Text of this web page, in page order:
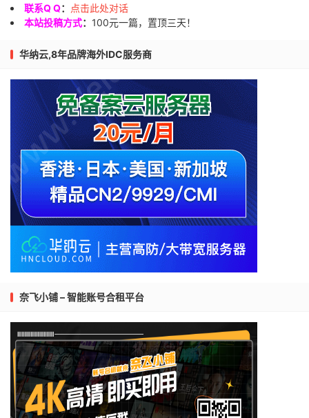
联系Q Q：
点击此处对话
本站投稿方式： 100元一篇，置顶三天！
华纳云,8年品牌海外IDC服务商
奈飞小铺 – 智能账号合租平台